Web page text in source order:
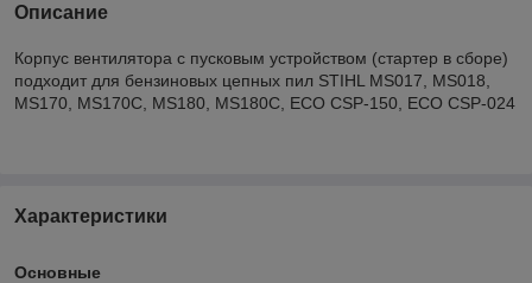
Описание
Корпус вентилятора с пусковым устройством (стартер в сборе)
подходит для бензиновых цепных пил STIHL MS017, MS018,
MS170, MS170C, MS180, MS180C, ECO CSP-150, ECO CSP-024
Характеристики
Основные